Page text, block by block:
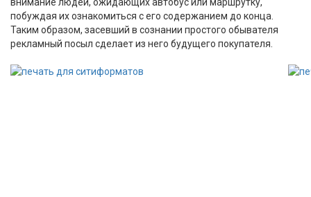
побуждая их ознакомиться с его содержанием до конца.
Таким образом, засевший в сознании простого обывателя
рекламный посыл сделает из него будущего покупателя.